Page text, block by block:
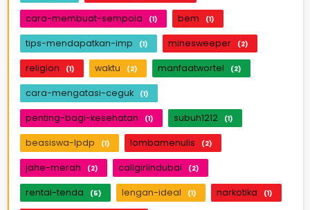
cara-membuat-sempola (1) bem (1)
tips-mendapatkan-imp (1) minesweeper (2)
religion (1) waktu (2) manfaatwortel (2)
cara-mengatasi-ceguk (1)
penting-bagi-kesehatan (1) subuh1212 (1)
beasiswa-lpdp (1) lombamenulis (2)
jahe-merah (2) callgirlindubai (2)
rental-tenda (5) lengan-ideal (1) narkotika (1)